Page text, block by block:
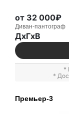
от 32 000₽
Диван-пантограф
ДxГxВ
*
*
Премьер-3